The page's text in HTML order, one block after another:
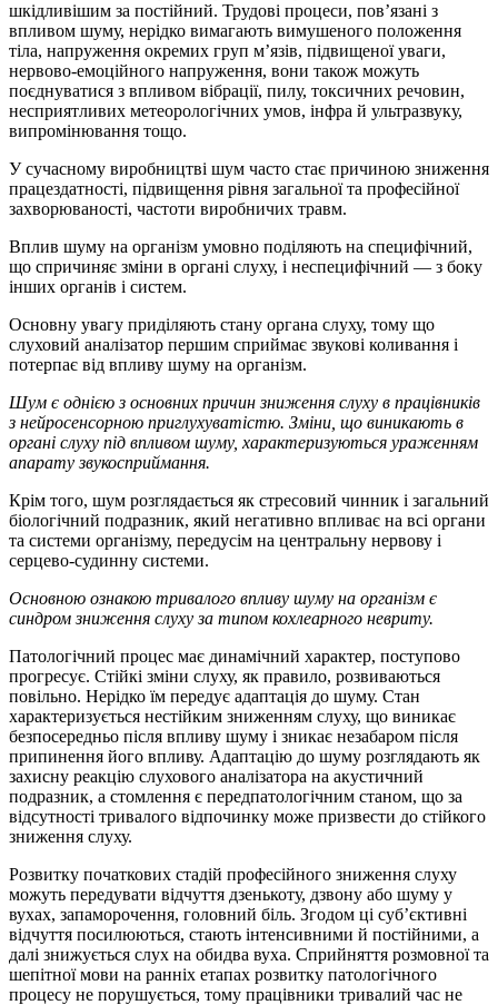
шкідливішим за постійний. Трудові процеси, пов’язані з
впливом шуму, нерідко вимагають вимушеного положення
тіла, напруження окремих груп м’язів, підвищеної уваги,
нервово-емоційного напруження, вони також можуть
поєднуватися з впливом вібрації, пилу, токсичних речовин,
несприятливих метеорологічних умов, інфра й ультразвуку,
випромінювання тощо.
У сучасному виробництві шум часто стає причиною зниження
працездатності, підвищення рівня загальної та професійної
захворюваності, частоти виробничих травм.
Вплив шуму на організм умовно поділяють на специфічний,
що спричиняє зміни в органі слуху, і неспецифічний — з боку
інших органів і систем.
Основну увагу приділяють стану органа слуху, тому що
слуховий аналізатор першим сприймає звукові коливання і
потерпає від впливу шуму на організм.
Шум є однією з основних причин зниження слуху в працівників
з нейросенсорною приглухуватістю. Зміни, що виникають в
органі слуху під впливом шуму, характеризуються ураженням
апарату звукосприймання.
Крім того, шум розглядається як стресовий чинник і загальний
біологічний подразник, який негативно впливає на всі органи
та системи організму, передусім на центральну нервову і
серцево-судинну системи.
Основною ознакою тривалого впливу шуму на організм є
синдром зниження слуху за типом кохлеарного невриту.
Патологічний процес має динамічний характер, поступово
прогресує. Стійкі зміни слуху, як правило, розвиваються
повільно. Нерідко їм передує адаптація до шуму. Стан
характеризується нестійким зниженням слуху, що виникає
безпосередньо після впливу шуму і зникає незабаром після
припинення його впливу. Адаптацію до шуму розглядають як
захисну реакцію слухового аналізатора на акустичний
подразник, а стомлення є передпатологічним станом, що за
відсутності тривалого відпочинку може призвести до стійкого
зниження слуху.
Розвитку початкових стадій професійного зниження слуху
можуть передувати відчуття дзенькоту, дзвону або шуму у
вухах, запаморочення, головний біль. Згодом ці суб’єктивні
відчуття посилюються, стають інтенсивними й постійними, а
далі знижується слух на обидва вуха. Сприйняття розмовної та
шепітної мови на ранніх етапах розвитку патологічного
процесу не порушується, тому працівники тривалий час не